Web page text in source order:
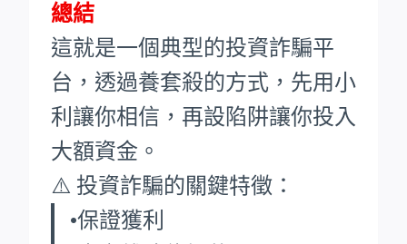
總結
這就是一個典型的投資詐騙平
台，透過養套殺的方式，先用小
利讓你相信，再設陷阱讓你投入
大額資金。
⚠️ 投資詐騙的關鍵特徵：
•保證獲利